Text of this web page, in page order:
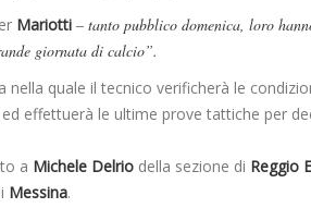
Mariotti – tanto pubblico domenica, loro
giornata di calcio”.
quale il tecnico verificherà le
effettuerà le ultime prove tattiche per
a Michele Delrio della sezione di Reggio
Messina.